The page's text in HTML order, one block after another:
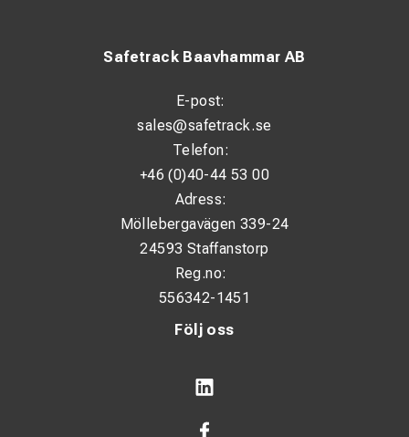
Följ oss
Safetrack Baavhammar AB
E-post:
sales@safetrack.se
Telefon:
+46 (0)40-44 53 00
Adress:
Möllebergavägen 339-24
24593 Staffanstorp
Reg.no:
556342-1451